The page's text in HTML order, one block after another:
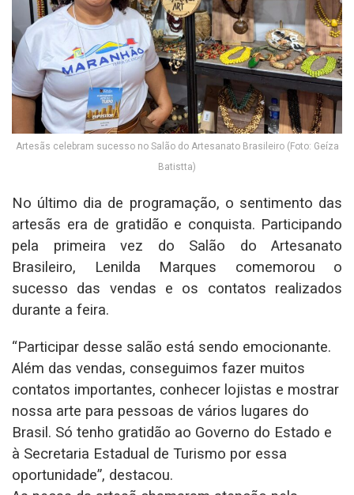
Artesãs celebram sucesso no Salão do Artesanato Brasileiro (Foto: Geíza
Batistta)
No último dia de programação, o sentimento das
artesãs era de gratidão e conquista. Participando
pela primeira vez do Salão do Artesanato
Brasileiro, Lenilda Marques comemorou o
sucesso das vendas e os contatos realizados
durante a feira.
“Participar desse salão está sendo emocionante.
Além das vendas, conseguimos fazer muitos
contatos importantes, conhecer lojistas e mostrar
nossa arte para pessoas de vários lugares do
Brasil. Só tenho gratidão ao Governo do Estado e
à Secretaria Estadual de Turismo por essa
oportunidade”, destacou.